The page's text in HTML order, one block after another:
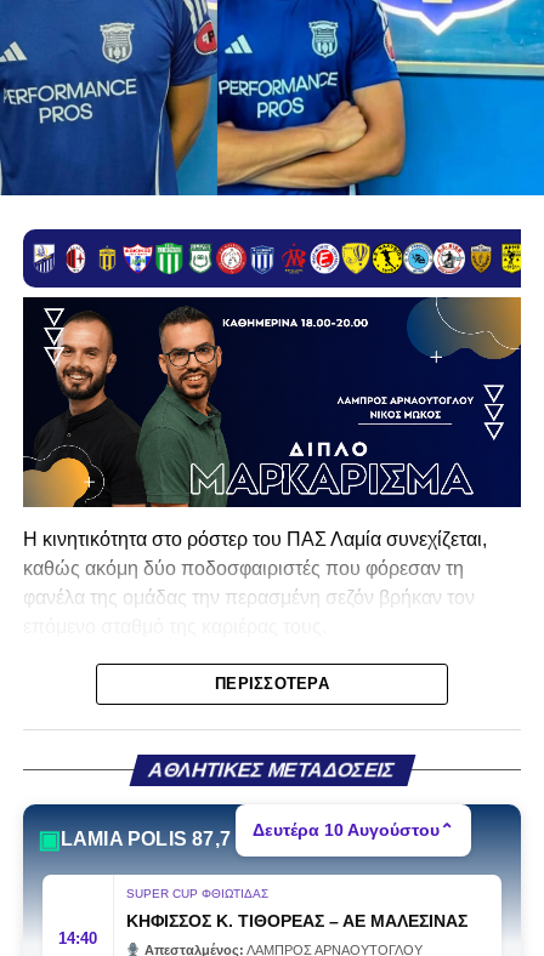
Η κινητικότητα στο ρόστερ του ΠΑΣ Λαμία συνεχίζεται,
καθώς ακόμη δύο ποδοσφαιριστές που φόρεσαν τη
φανέλα της ομάδας την περασμένη σεζόν βρήκαν τον
Ο λόγος για τον Βασίλη Τρούμπουλο και τον Χρυσόστομο
Στάγκο, οι οποίοι θα συνεχίσουν μαζί την ποδοσφαιρική
να ανακοινώνει επίσημα την απόκτησή τους.
Ιδιαίτερο ενδιαφέρον παρουσιάζει η περίπτωση του
Βασίλη Τρούμπουλου, ο οποίος βρέθηκε στο στόχαστρο
αρκετών ομάδων το φετινό καλοκαίρι. Ανάμεσα στους
του ήταν η Κόρινθος και ο Ιωνικός, με την ομάδα της
ΠΕΡΙΣΣΌΤΕΡΑ
ΑΘΛΗΤΙΚΕΣ ΜΕΤΑΔΟΣΕΙΣ
▣LAMIA POLIS 87,7 Δευτέρα 10 Αυγούστου⌃
14:40
SUPER CUP ΦΘΙΩΤΙΔΑΣ
ΚΗΦΙΣΣΟΣ Κ. ΤΙΘΟΡΕΑΣ –ΑΕ ΜΑΛΕΣΙΝΑΣ
Απεσταλμένος: ΛΑΜΠΡΟΣ ΑΡΝΑΟΥΤΟΓΛΟΥ